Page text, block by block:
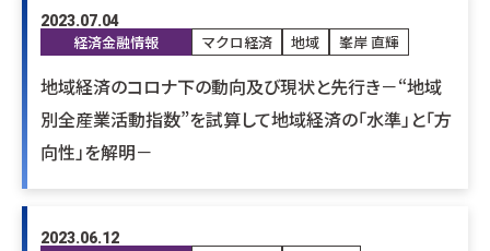
2023.07.04
経済金融情報 マクロ経済 地域 峯岸 直輝
地域経済のコロナ下の動向及び現状と先行き－“地域
別全産業活動指数”を試算して地域経済の「水準」と「方
向性」を解明－
2023.06.12